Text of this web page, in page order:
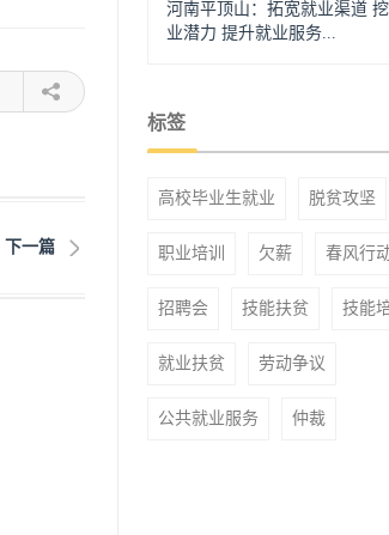
下一篇
河南平顶山：拓宽就业渠道
业潜力 提升就业服务...
标签
高校毕业生就业 脱贫攻坚
职业培训 欠薪 春风行
招聘会 技能扶贫 技能
就业扶贫 劳动争议
公共就业服务 仲裁